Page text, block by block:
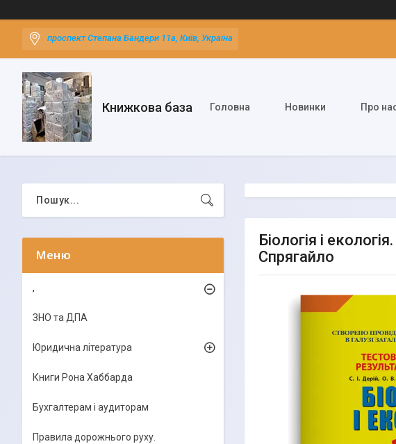
проспект Степана Бандери 11а, Київ, Україна
Книжкова база Головна Новинки Про
Біологія і
Спрягайло
,
ЗНО та ДПА
Юридична література
Книги Рона Хаббарда
Бухгалтерам і аудиторам
Правила дорожнього руху.